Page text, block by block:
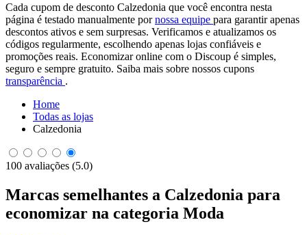
Cada cupom de desconto Calzedonia que você encontra nesta
página é testado manualmente pornossa equipe para garantir apenas
descontos ativos e sem surpresas. Verificamos e atualizamos os
códigos regularmente, escolhendo apenas lojas confiáveis e
promoções reais. Economizar online com o Discoup é simples,
seguro e sempre gratuito. Saiba mais sobre nossos cupons
transparência .
Home
Todas as lojas
Calzedonia
100 avaliações (5.0)
Marcas semelhantes a Calzedonia para
economizar na categoria Moda